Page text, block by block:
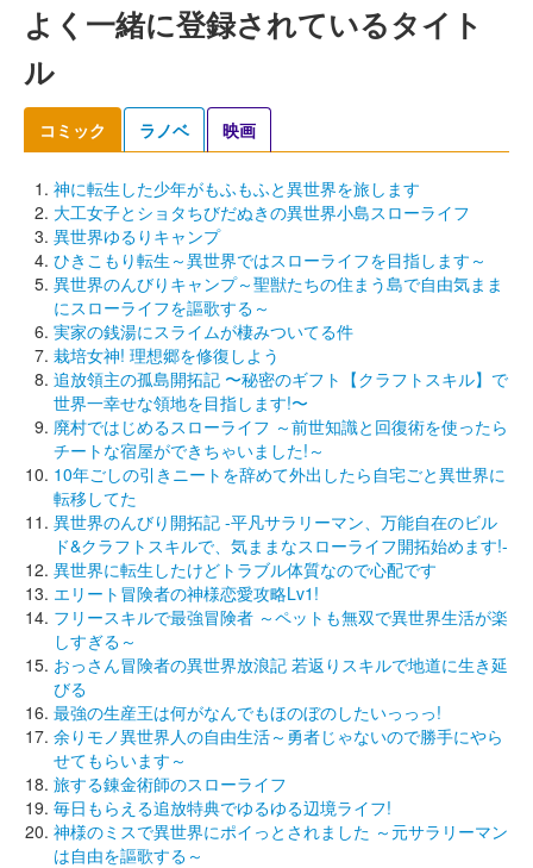
よく一緒に登録されているタイト
ル
コミック ラノベ 映画
神に転生した少年がもふもふと異世界を旅します
大工女子とショタちびだぬきの異世界小島スローライフ
異世界ゆるりキャンプ
ひきこもり転生～異世界ではスローライフを目指します～
異世界のんびりキャンプ～聖獣たちの住まう島で自由気まま
にスローライフを謳歌する～
実家の銭湯にスライムが棲みついてる件
栽培女神! 理想郷を修復しよう
追放領主の孤島開拓記 〜秘密のギフト【クラフトスキル】で
世界一幸せな領地を目指します!〜
廃村ではじめるスローライフ ～前世知識と回復術を使ったら
チートな宿屋ができちゃいました!～
10年ごしの引きニートを辞めて外出したら自宅ごと異世界に
転移してた
異世界のんびり開拓記 -平凡サラリーマン、万能自在のビル
ド&クラフトスキルで、気ままなスローライフ開拓始めます!-
異世界に転生したけどトラブル体質なので心配です
エリート冒険者の神様恋愛攻略Lv1!
フリースキルで最強冒険者 ～ペットも無双で異世界生活が楽
しすぎる～
おっさん冒険者の異世界放浪記 若返りスキルで地道に生き延
びる
最強の生産王は何がなんでもほのぼのしたいっっっ!
余りモノ異世界人の自由生活～勇者じゃないので勝手にやら
せてもらいます～
旅する錬金術師のスローライフ
毎日もらえる追放特典でゆるゆる辺境ライフ!
神様のミスで異世界にポイっとされました ～元サラリーマン
は自由を謳歌する～